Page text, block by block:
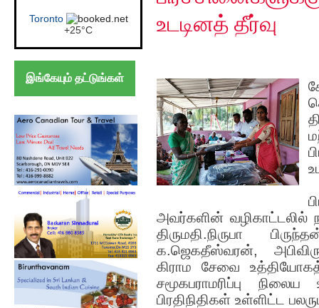
Toronto
+25°C
இங்கேயும் தட்டுங்கள்
உடடினத் தீர்வு
அவர்களின் வழிகாட்டலில்
திருமதி.நிருபா
க.ஜெகதீஸ்வரன்,
கிராம சேவை
சமூகபராமரிப்பு
பிரதிநிதிகள் உள்ளிட்ட